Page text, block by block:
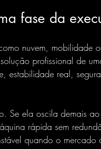
fase da
nuvem, mobilidade
profissional de
estabilidade real,
Se ela oscila demais
rápida sem
quando o